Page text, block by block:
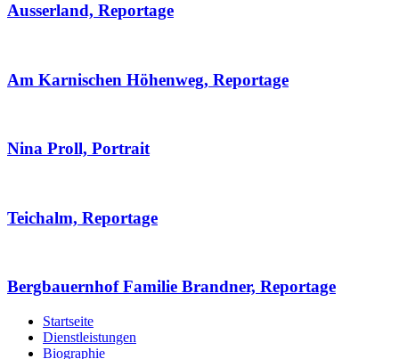
Ausserland, Reportage
Am Karnischen Höhenweg, Reportage
Nina Proll, Portrait
Teichalm, Reportage
Bergbauernhof Familie Brandner, Reportage
Startseite
Dienstleistungen
Biographie